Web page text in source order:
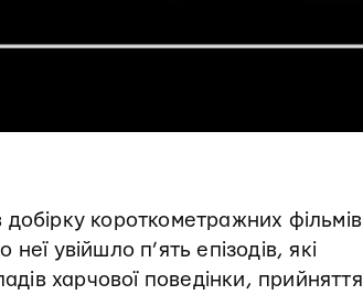
короткометражних фільмів
увійшло п’ять епізодів, які
харчової поведінки, прийняття